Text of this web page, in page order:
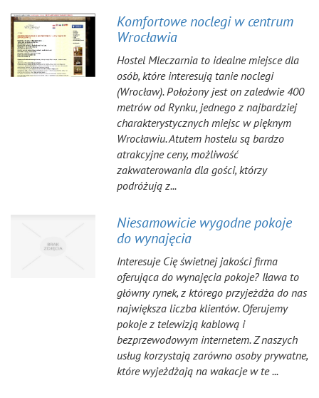
Komfortowe noclegi w centrum
Wrocławia
Hostel Mleczarnia to idealne miejsce dla
osób, które interesują tanie noclegi
(Wrocław). Położony jest on zaledwie 400
metrów od Rynku, jednego z najbardziej
charakterystycznych miejsc w pięknym
Wrocławiu. Atutem hostelu są bardzo
atrakcyjne ceny, możliwość
zakwaterowania dla gości, którzy
podróżują z...
Niesamowicie wygodne pokoje
do wynajęcia
Interesuje Cię świetnej jakości firma
oferująca do wynajęcia pokoje? Iława to
główny rynek, z którego przyjeżdża do nas
największa liczba klientów. Oferujemy
pokoje z telewizją kablową i
bezprzewodowym internetem. Z naszych
usług korzystają zarówno osoby prywatne,
które wyjeżdżają na wakacje w te ...